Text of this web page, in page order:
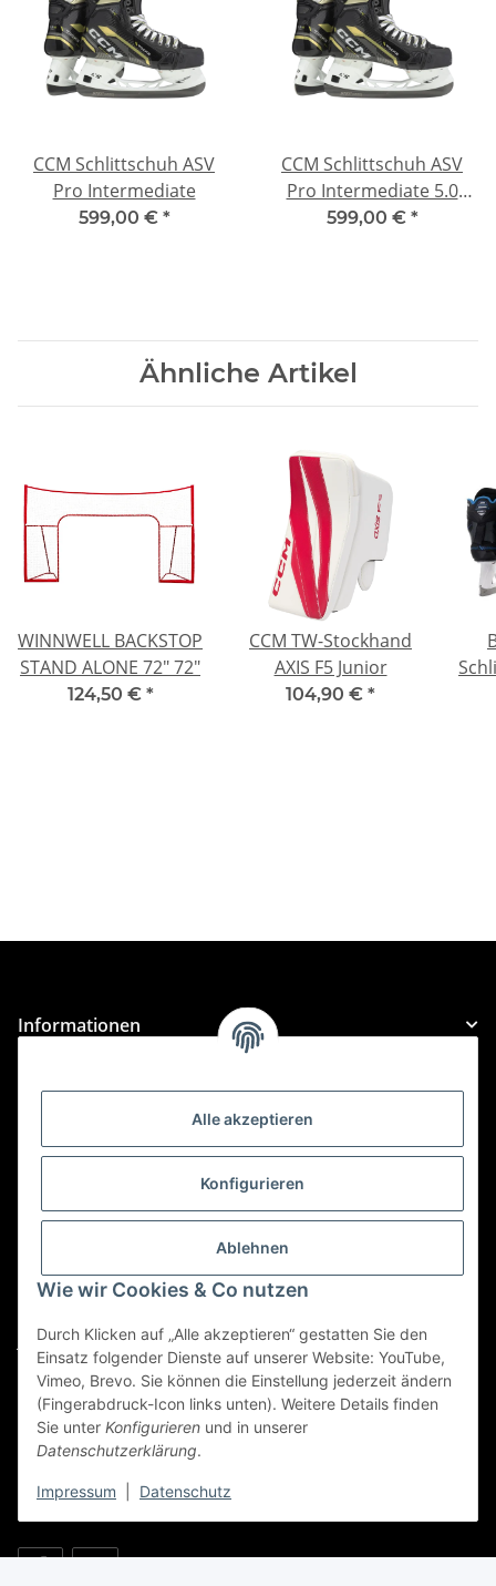
Alle akzeptieren
Konfigurieren
Ablehnen
Wie wir Cookies & Co nutzen
Durch Klicken auf „Alle akzeptieren“ gestatten Sie den
Einsatz folgender Dienste auf unserer Website: YouTube,
Vimeo, Brevo. Sie können die Einstellung jederzeit ändern
(Fingerabdruck-Icon links unten). Weitere Details finden
Sie unter Konfigurieren und in unserer
Datenschutzerklärung.
Impressum Datenschutz
CCM Schlittschuh ASV
Pro Intermediate
599,00 € *
CCM Schlittschuh ASV
Pro Intermediate 5.0
Wide
599,00 € *
Ähnliche Artikel
WINNWELL BACKSTOP
STAND ALONE 72" 72"
124,50 € *
CCM TW-Stockhand
AXIS F5 Junior
104,90 € *
Informationen
Gesetzliche Informationen
Kategorien
Für Custom Anfragen und Custom Bestellungen auch
custom@htr-shop.com
jersey@htr-shop.com
Für Teamwear Anfragen und Bestellungen
teamwear@htr-shop.com
Für Reklamationen und Retouren
reklamation@htr-shop.com